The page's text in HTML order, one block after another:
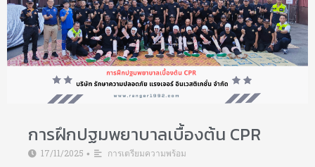
การฝึกปฐมพยาบาลเบื้องต้น CPR
17/11/2025 • การเตรียมความพร้อม